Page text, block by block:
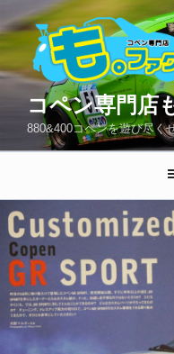
ン
テ
ン
プ
コペン専門店
880&400コペンを遊び尽く